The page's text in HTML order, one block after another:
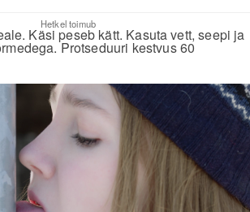
Hetkel toimub
Käsi peseb kätt. Kasuta vett, seepi ja
Protseduuri kestvus 60